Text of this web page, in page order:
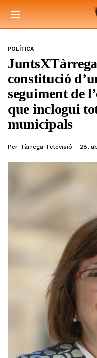
POLÍTICA
constitució
seguiment de
que inclogui
municipals
Per Tàrrega Televisió 28,